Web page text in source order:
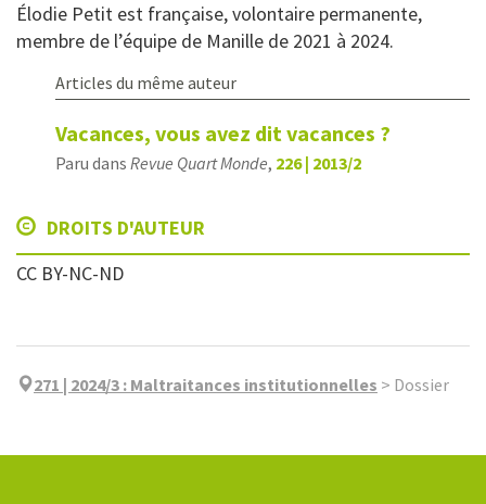
Élodie Petit est française, volontaire permanente,
membre de l’équipe de Manille de 2021 à 2024.
Articles du même auteur
Vacances, vous avez dit vacances ?
Paru dans Revue Quart Monde, 226 | 2013/2
DROITS D'AUTEUR
CC BY-NC-ND
271 | 2024/3 : Maltraitances institutionnelles > Dossier